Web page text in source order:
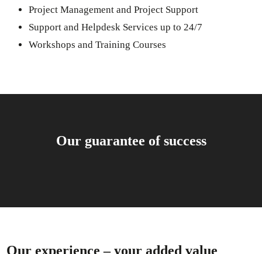
Project Management and Project Support
Support and Helpdesk Services up to 24/7
Workshops and Training Courses
Our guarantee of success
Our experience – your added value